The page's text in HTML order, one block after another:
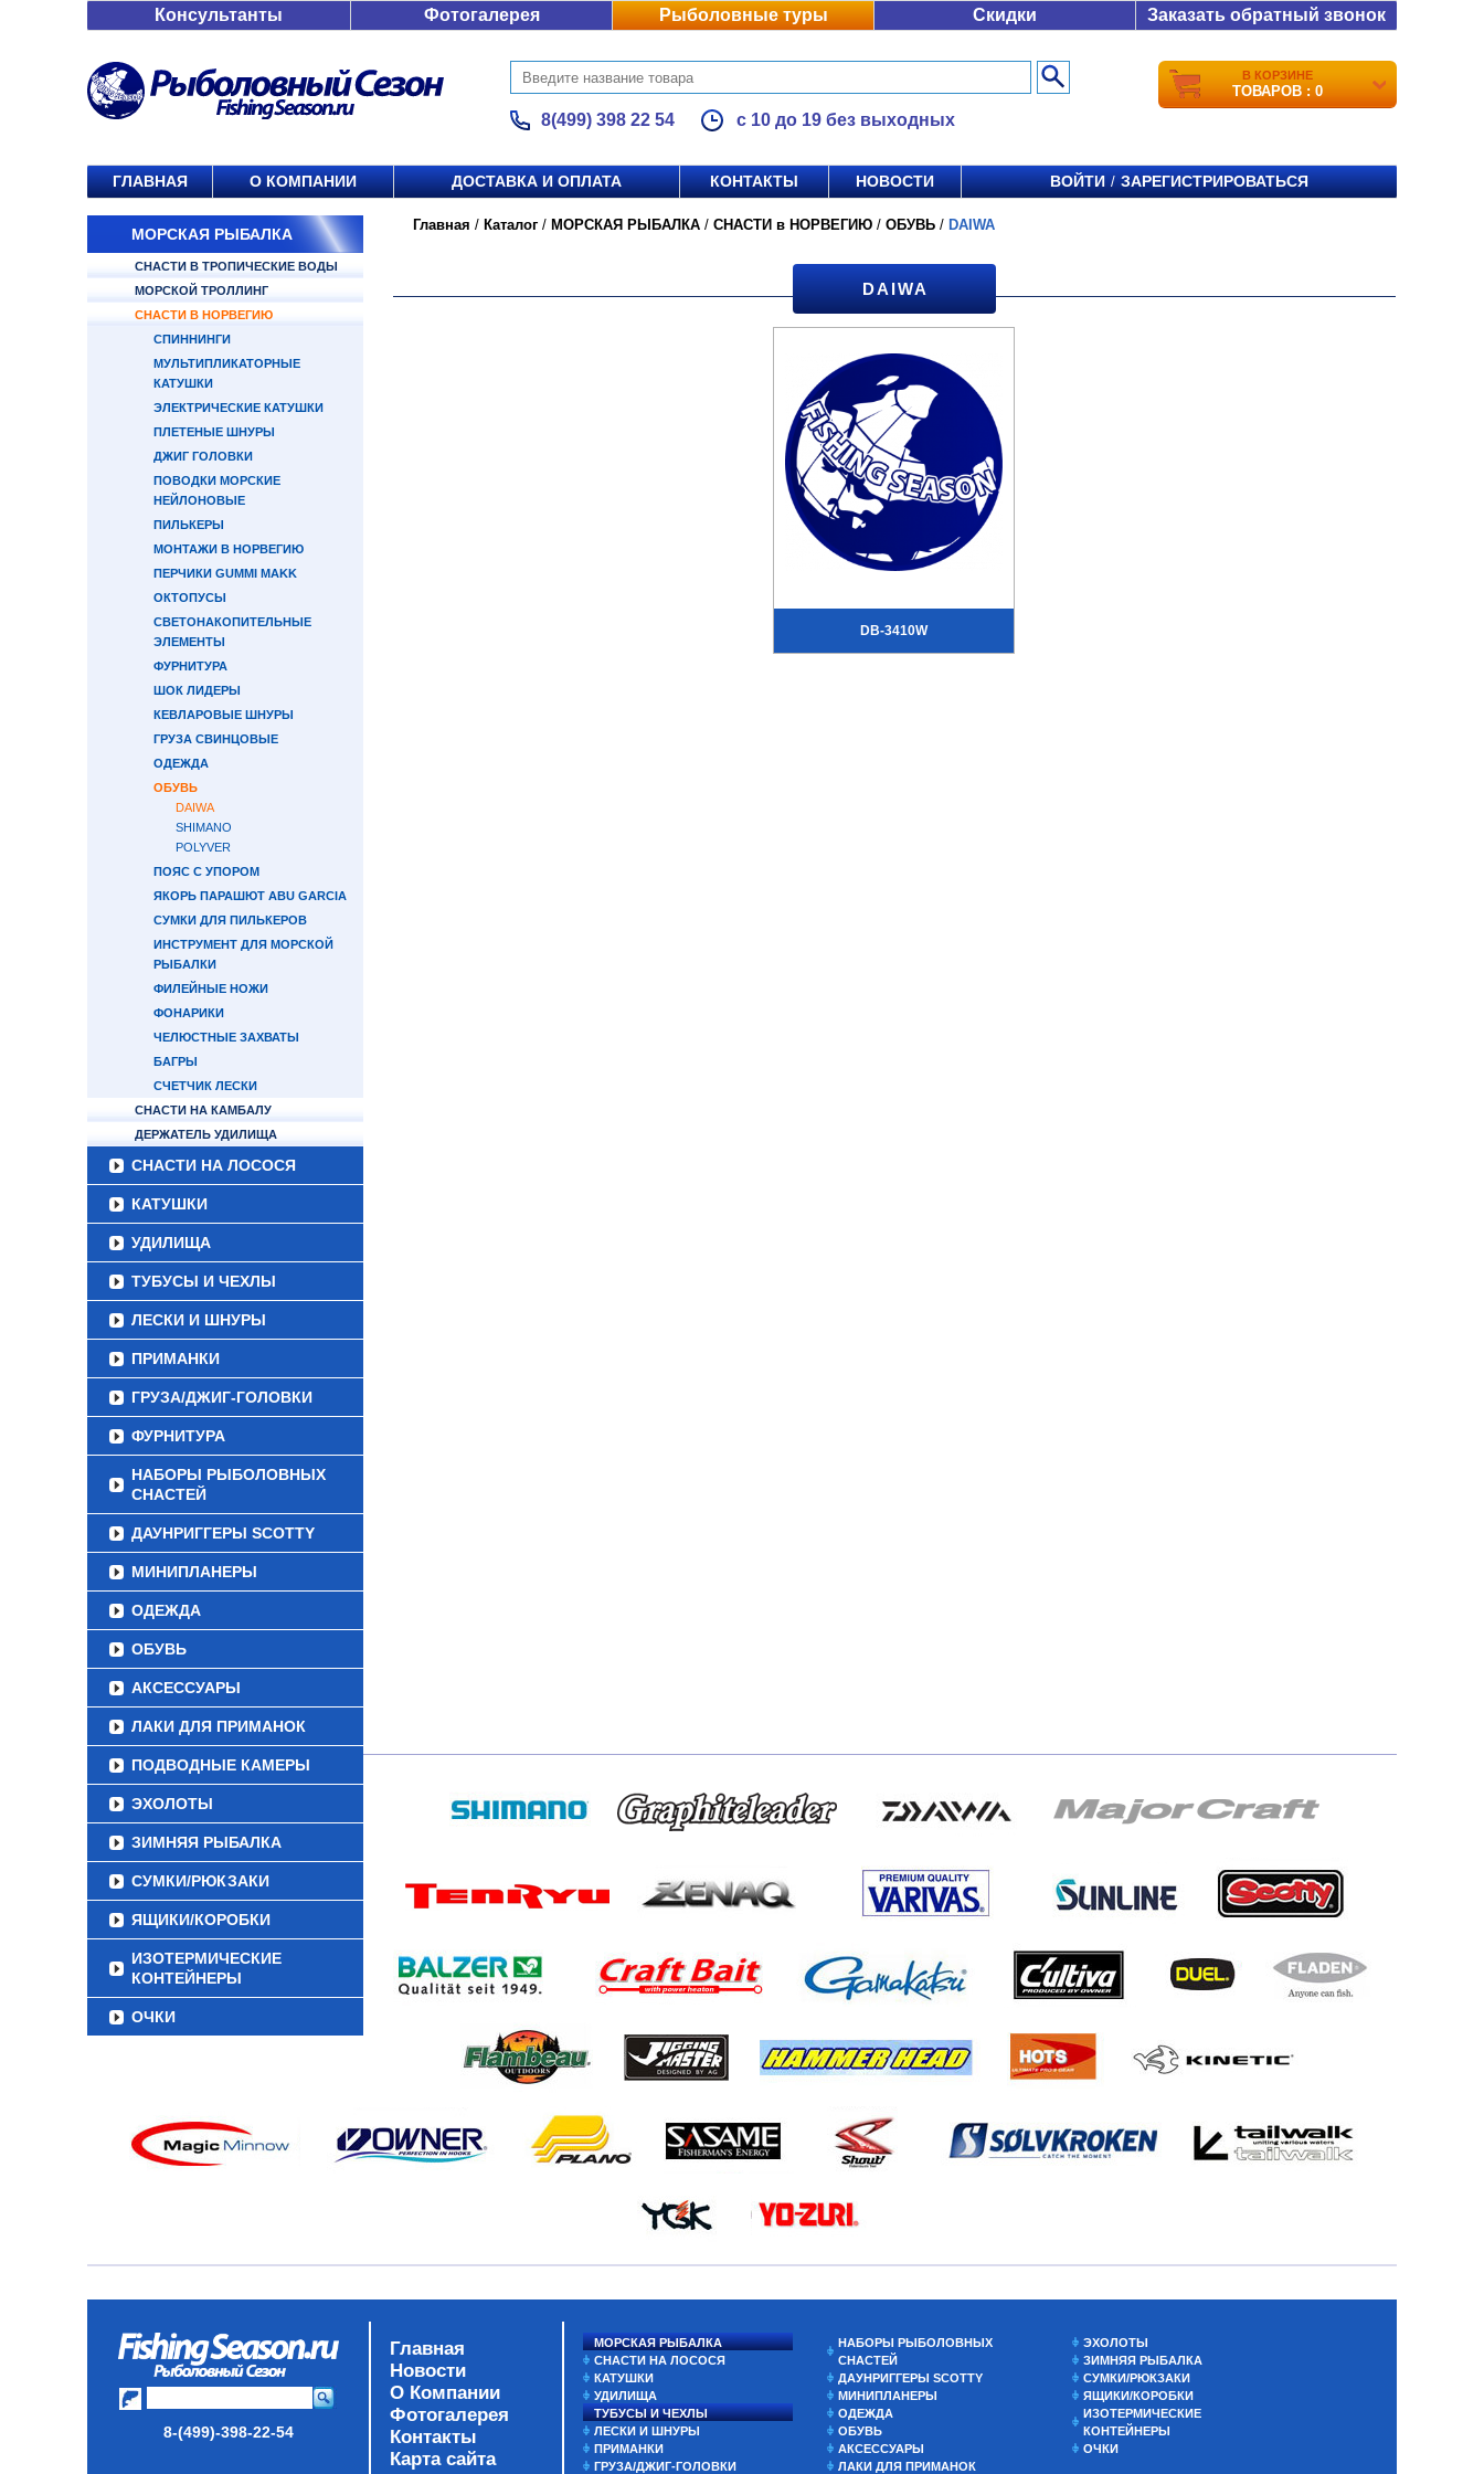
Консультанты Фотогалерея Рыболовные туры Скидки Заказать обратный звонок
8(499) 398 22 54 с 10 до 19 без выходных
В КОРЗИНЕ
ТОВАРОВ : 0
ГЛАВНАЯ О КОМПАНИИ ДОСТАВКА И ОПЛАТА КОНТАКТЫ НОВОСТИ ВОЙТИ / ЗАРЕГИСТРИРОВАТЬСЯ
МОРСКАЯ РЫБАЛКА
СНАСТИ В ТРОПИЧЕСКИЕ ВОДЫ
МОРСКОЙ ТРОЛЛИНГ
СНАСТИ В НОРВЕГИЮ
СПИННИНГИ
МУЛЬТИПЛИКАТОРНЫЕ
КАТУШКИ
ЭЛЕКТРИЧЕСКИЕ КАТУШКИ
ПЛЕТЕНЫЕ ШНУРЫ
ДЖИГ ГОЛОВКИ
ПОВОДКИ МОРСКИЕ
НЕЙЛОНОВЫЕ
ПИЛЬКЕРЫ
МОНТАЖИ В НОРВЕГИЮ
ПЕРЧИКИ GUMMI MAKK
ОКТОПУСЫ
СВЕТОНАКОПИТЕЛЬНЫЕ
ЭЛЕМЕНТЫ
ФУРНИТУРА
ШОК ЛИДЕРЫ
КЕВЛАРОВЫЕ ШНУРЫ
ГРУЗА СВИНЦОВЫЕ
ОДЕЖДА
ОБУВЬ
DAIWA
SHIMANO
POLYVER
ПОЯС С УПОРОМ
ЯКОРЬ ПАРАШЮТ ABU GARCIA
СУМКИ ДЛЯ ПИЛЬКЕРОВ
ИНСТРУМЕНТ ДЛЯ МОРСКОЙ
РЫБАЛКИ
ФИЛЕЙНЫЕ НОЖИ
ФОНАРИКИ
ЧЕЛЮСТНЫЕ ЗАХВАТЫ
БАГРЫ
СЧЕТЧИК ЛЕСКИ
СНАСТИ НА КАМБАЛУ
ДЕРЖАТЕЛЬ УДИЛИЩА
СНАСТИ НА ЛОСОСЯ
КАТУШКИ
УДИЛИЩА
ТУБУСЫ И ЧЕХЛЫ
ЛЕСКИ И ШНУРЫ
ПРИМАНКИ
ГРУЗА/ДЖИГ-ГОЛОВКИ
ФУРНИТУРА
НАБОРЫ РЫБОЛОВНЫХ
СНАСТЕЙ
ДАУНРИГГЕРЫ SCOTTY
МИНИПЛАНЕРЫ
ОДЕЖДА
ОБУВЬ
АКСЕССУАРЫ
ЛАКИ ДЛЯ ПРИМАНОК
ПОДВОДНЫЕ КАМЕРЫ
ЭХОЛОТЫ
ЗИМНЯЯ РЫБАЛКА
СУМКИ/РЮКЗАКИ
ЯЩИКИ/КОРОБКИ
ИЗОТЕРМИЧЕСКИЕ
КОНТЕЙНЕРЫ
ОЧКИ
Главная / Каталог / МОРСКАЯ РЫБАЛКА / СНАСТИ в НОРВЕГИЮ / ОБУВЬ / DAIWA
DAIWA
DB-3410W
8-(499)-398-22-54
Главная
Новости
О Компании
Фотогалерея
Контакты
Карта сайта
МОРСКАЯ РЫБАЛКА
СНАСТИ НА ЛОСОСЯ
КАТУШКИ
УДИЛИЩА
ТУБУСЫ И ЧЕХЛЫ
ЛЕСКИ И ШНУРЫ
ПРИМАНКИ
ГРУЗА/ДЖИГ-ГОЛОВКИ
НАБОРЫ РЫБОЛОВНЫХ
СНАСТЕЙ
ДАУНРИГГЕРЫ SCOTTY
МИНИПЛАНЕРЫ
ОДЕЖДА
ОБУВЬ
АКСЕССУАРЫ
ЛАКИ ДЛЯ ПРИМАНОК
ЭХОЛОТЫ
ЗИМНЯЯ РЫБАЛКА
СУМКИ/РЮКЗАКИ
ЯЩИКИ/КОРОБКИ
ИЗОТЕРМИЧЕСКИЕ
КОНТЕЙНЕРЫ
ОЧКИ